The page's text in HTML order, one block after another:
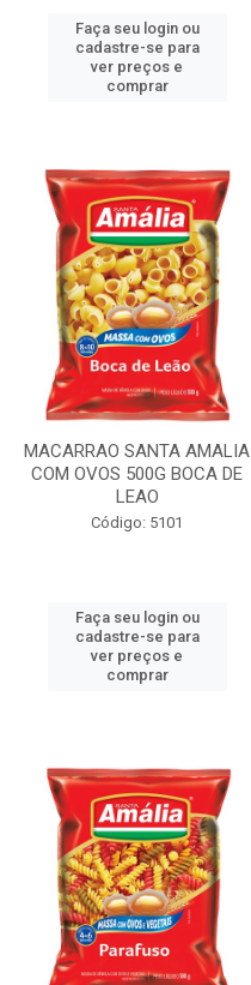
Faça seu login ou
cadastre-se para
ver preços e
comprar
MACARRAO SANTA AMALIA
COM OVOS 500G BOCA DE
LEAO
Código: 5101
Faça seu login ou
cadastre-se para
ver preços e
comprar